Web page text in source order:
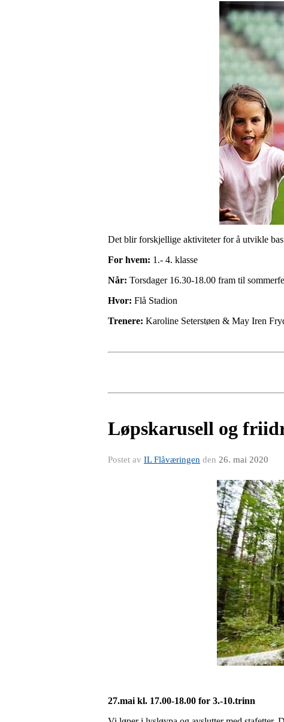
Det blir forskjellige aktiviteter for å utvikle
For hvem: 1.- 4. klasse
Når: Torsdager 16.30-18.00 fram til
Hvor: Flå Stadion
Trenere: Karoline Seterstøen & May Iren
Løpskarusell og
Postet av IL Flåværingen den 26. mai 2020
27.mai kl. 17.00-18.00 for 3.-10.trinn